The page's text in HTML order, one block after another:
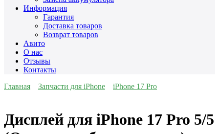
Информация
Гарантия
Доставка товаров
Возврат товаров
Авито
О нас
Отзывы
Контакты
Главная
Запчасти для iPhone iPhone 17 Pro
Дисплей для iPhone 17 Pro 5/5